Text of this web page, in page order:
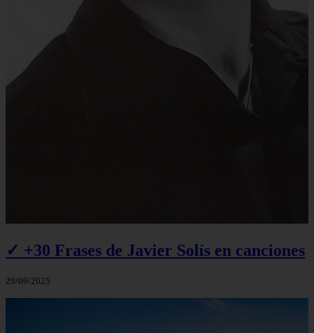
✓ +30 Frases de Javier Solís en canciones
29/09/2025